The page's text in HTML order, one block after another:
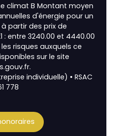
climat B Montant moyen
d'énergie pour un
partir des prix de
: entre 3240.00 et 4440.00
risques auxquels ce
sur le site
individuelle) • RSAC
778